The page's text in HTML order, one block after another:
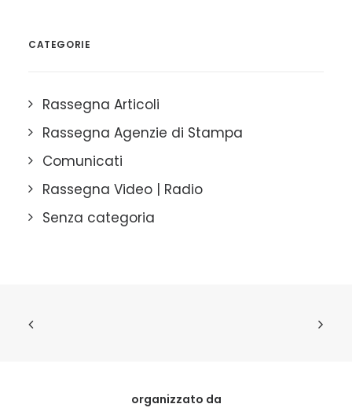
CATEGORIE
Rassegna Articoli
Rassegna Agenzie di Stampa
Comunicati
Rassegna Video | Radio
Senza categoria
organizzato da